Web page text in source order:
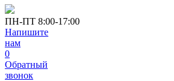
ПН-ПТ 8:00-17:00
Напишите
нам
0
Обратный
звонок